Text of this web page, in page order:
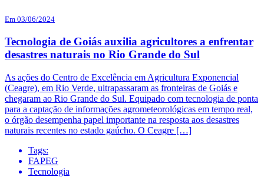
Em 03/06/2024
Tecnologia de Goiás auxilia agricultores a enfrentar
desastres naturais no Rio Grande do Sul
As ações do Centro de Excelência em Agricultura Exponencial
(Ceagre), em Rio Verde, ultrapassaram as fronteiras de Goiás e
chegaram ao Rio Grande do Sul. Equipado com tecnologia de ponta
para a captação de informações agrometeorológicas em tempo real,
o órgão desempenha papel importante na resposta aos desastres
naturais recentes no estado gaúcho. O Ceagre […]
Tags:
FAPEG
Tecnologia